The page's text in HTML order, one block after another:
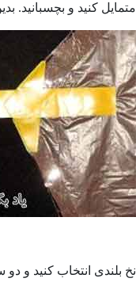
متمایل کنید و
نخ بلندی انتخاب کنید و